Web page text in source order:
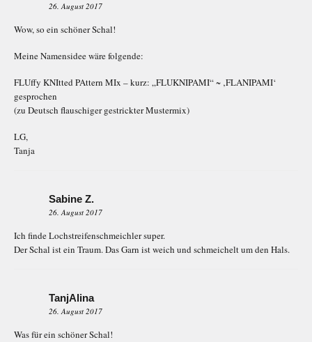
26. August 2017
Wow, so ein schöner Schal!
Meine Namensidee wäre folgende:
FLUffy KNItted PAttern MIx – kurz: „FLUKNIPAMI“ ~ ‚FLANIPAMI‘
gesprochen
(zu Deutsch flauschiger gestrickter Mustermix)
LG,
Tanja
Sabine Z.
26. August 2017
Ich finde Lochstreifenschmeichler super.
Der Schal ist ein Traum. Das Garn ist weich und schmeichelt um den Hals.
TanjAlina
26. August 2017
Was für ein schöner Schal!